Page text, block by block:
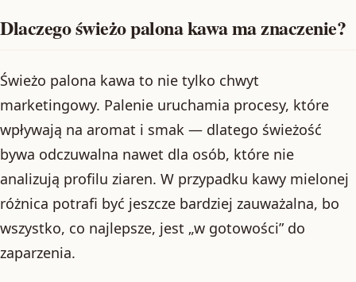
Dlaczego świeżo palona kawa ma znaczenie?
Świeżo palona kawa to nie tylko chwyt
marketingowy. Palenie uruchamia procesy, które
wpływają na aromat i smak — dlatego świeżość
bywa odczuwalna nawet dla osób, które nie
analizują profilu ziaren. W przypadku kawy mielonej
różnica potrafi być jeszcze bardziej zauważalna, bo
wszystko, co najlepsze, jest „w gotowości” do
zaparzenia.